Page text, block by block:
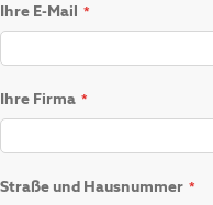
Ihre E-Mail
Ihre Firma
Straße und Hausnummer